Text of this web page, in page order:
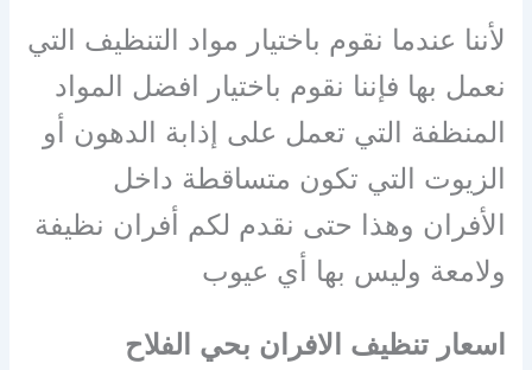
لأننا عندما نقوم باختيار مواد التنظيف التي
نعمل بها فإننا نقوم باختيار افضل المواد
المنظفة التي تعمل على إذابة الدهون أو
الزيوت التي تكون متساقطة داخل
الأفران وهذا حتى نقدم لكم أفران نظيفة
ولامعة وليس بها أي عيوب
اسعار تنظيف الافران بحي الفلاح